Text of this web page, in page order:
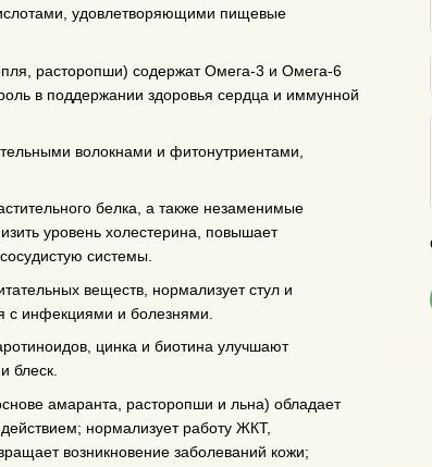
удовлетворяющими пищевые
расторопши) содержат Омега-3 и Омега-6
в поддержании здоровья сердца и иммунной
волокнами и фитонутриентами,
белка, а также незаменимые
уровень холестерина, повышает
системы.
веществ, нормализует стул и
с инфекциями и болезнями.
цинка и биотина улучшают
блеск.
амаранта, расторопши и льна) обладает
нормализует работу ЖКТ,
возникновение заболеваний кожи;